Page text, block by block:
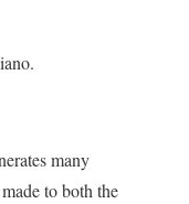
many
to both the